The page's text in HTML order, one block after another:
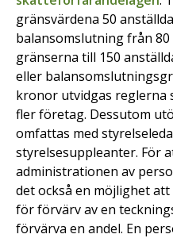
gränsvärdena 50
balansomslutning från
gränserna till 150
eller
kronor utvidgas reglerna
fler företag. Dessutom
omfattas med
styrelsesuppleanter. För
administrationen av
det också en möjlighet
för förvärv av en
förvärva en andel. En